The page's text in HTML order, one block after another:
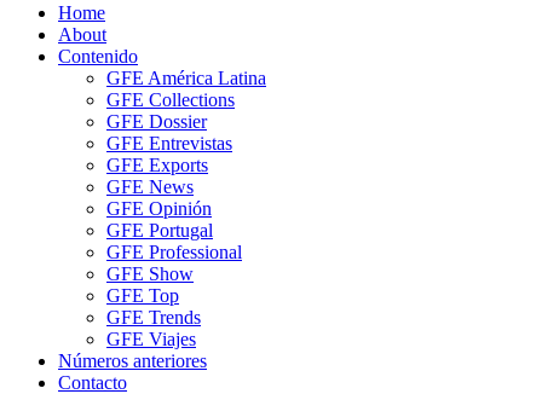
Home
About
Contenido
GFE América Latina
GFE Collections
GFE Dossier
GFE Entrevistas
GFE Exports
GFE News
GFE Opinión
GFE Portugal
GFE Professional
GFE Show
GFE Top
GFE Trends
GFE Viajes
Números anteriores
Contacto